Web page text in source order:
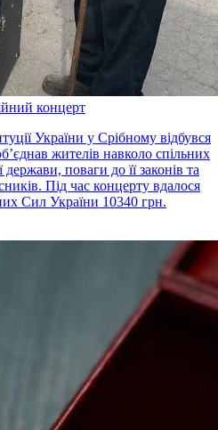
концерт
України у Срібному відбувся
жителів навколо спільних
поваги до її законів та
Під час концерту вдалося
Сил України 10340 грн.